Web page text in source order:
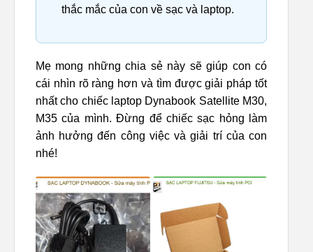
thắc mắc của con về sạc và laptop.
Mẹ mong những chia sẻ này sẽ giúp con có
cái nhìn rõ ràng hơn và tìm được giải pháp tốt
nhất cho chiếc laptop Dynabook Satellite M30,
M35 của mình. Đừng để chiếc sạc hỏng làm
ảnh hưởng đến công việc và giải trí của con
nhé!